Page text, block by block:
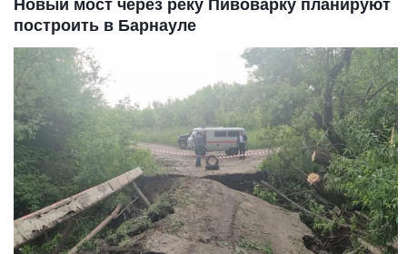
Новый мост через реку Пивоварку планируют
построить в Барнауле